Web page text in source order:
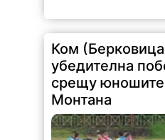
Ком
убедителна
срещу юношите
Монтана